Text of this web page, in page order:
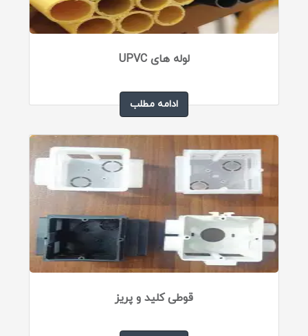
لوله های UPVC
ادامه مطلب
قوطی کلید و پریز